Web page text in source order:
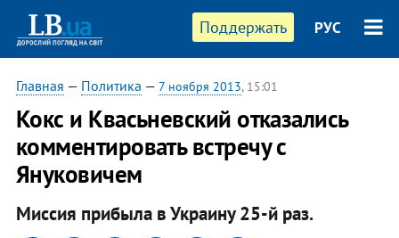
Поддержать РУС
Главная — Политика — 7 ноября 2013, 15:01
Кокс и Квасьневский отказались
комментировать встречу с
Януковичем
Миссия прибыла в Украину 25-й раз.